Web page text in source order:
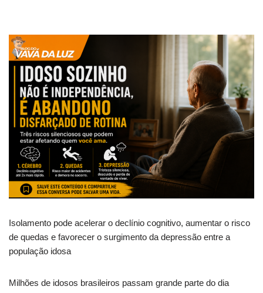
Isolamento pode acelerar o declínio cognitivo, aumentar o risco
de quedas e favorecer o surgimento da depressão entre a
população idosa
Milhões de idosos brasileiros passam grande parte do dia